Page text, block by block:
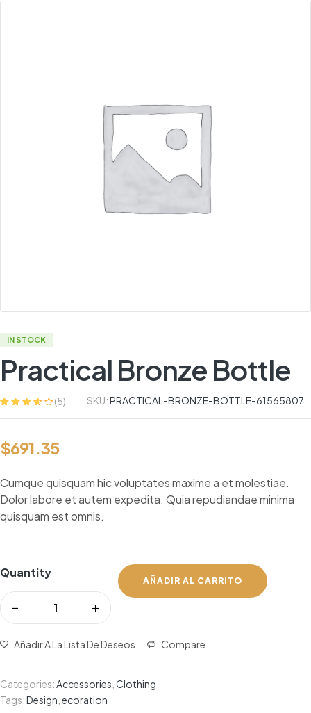
IN STOCK
Practical Bronze Bottle
a
valoracione
(5) SKU:PRACTICAL-BRONZE-BOTTLE-61565807
$691.35
Cumque quisquam hic voluptates maxime a et molestiae.
Dolor labore et autem expedita. Quia repudiandae minima
quisquam est omnis.
Quantity
AÑADIR AL CARRITO
Añadir A La Lista De Deseos Compare
Categories:Accessories Clothing
Tags:Design ecoration